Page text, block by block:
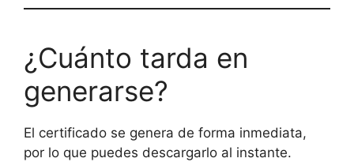
¿Cuánto tarda en
generarse?
El certificado se genera de forma inmediata,
por lo que puedes descargarlo al instante.